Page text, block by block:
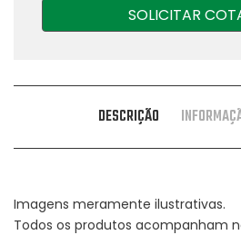
SOLICITAR
DESCRIÇÃO
Imagens meramente ilustrativas.
Todos os produtos acompanham